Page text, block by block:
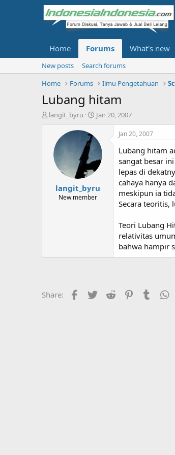
Home Forums What's new
New posts
Search forums
Home
Forums Ilmu Pengetahuan
Lubang hitam
T
langit_byru
S
r
d
a
e
Jan 20, 2007
langit_byru
New member
Jan 20, 2007
Lubang hitam
sangat besar
lepas di
cahaya hanya
meskipun ia
Secara teoritis,
Teori Lubang
relativitas
bahwa hampir
Share: Facebook
Twitter Reddit Pinterest